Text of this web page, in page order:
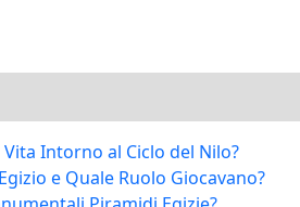
Intorno al Ciclo del Nilo?
e Quale Ruolo Giocavano?